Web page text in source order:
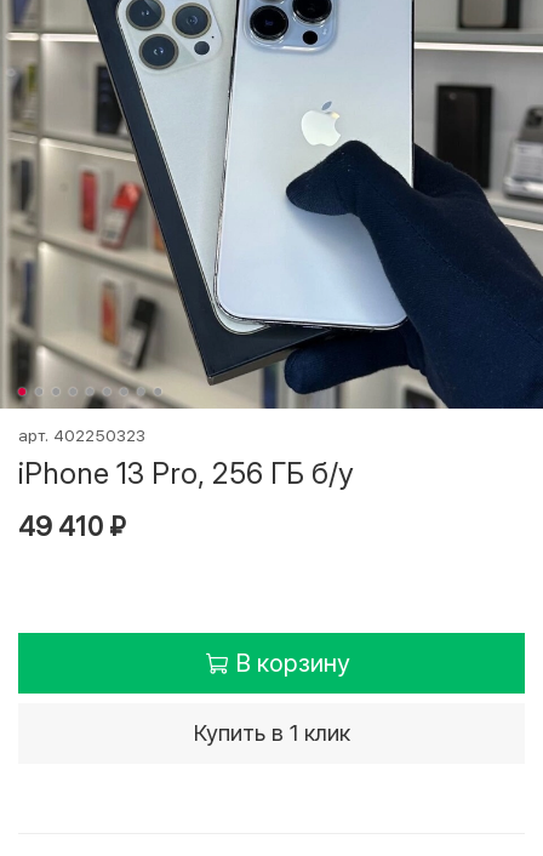
арт. 402250323
iPhone 13 Pro, 256 ГБ б/у
49 410 ₽
В корзину
Купить в 1 клик